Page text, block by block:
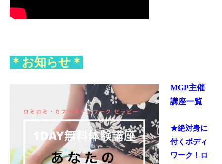
＊お知らせ＊
MGP主催
講座一覧
★絶対身に
付くボディ
ワーク！ ロ